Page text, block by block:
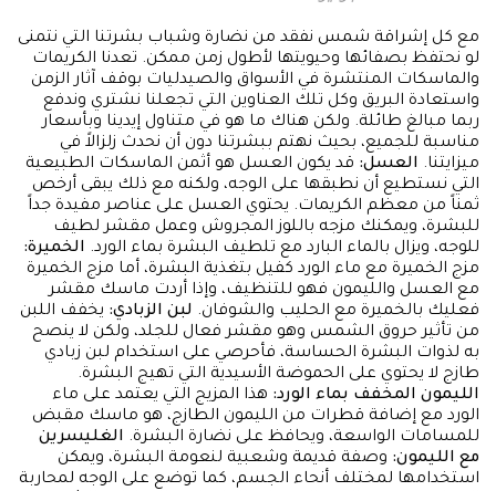
مع كل إشراقة شمس نفقد من نضارة وشباب بشرتنا التي نتمنى
لو نحتفظ بصفائها وحيويتها لأطول زمن ممكن. تعدنا الكريمات
والماسكات المنتشرة في الأسواق والصيدليات بوقف آثار الزمن
واستعادة البريق وكل تلك العناوين التي تجعلنا نشتري وندفع
ربما مبالغ طائلة. ولكن هناك ما هو في متناول إيدينا وبأسعار
مناسبة للجميع، بحيث نهتم ببشرتنا دون أن نحدث زلزالاً في
ميزايتنا. العسل: قد يكون العسل هو أثمن الماسكات الطبيعية
التي نستطيع أن نطبقها على الوجه، ولكنه مع ذلك يبقى أرخص
ثمناً من معظم الكريمات. يحتوي العسل على عناصر مفيدة جداً
للبشرة، ويمكنك مزجه باللوز المجروش وعمل مقشر لطيف
للوجه، ويزال بالماء البارد مع تلطيف البشرة بماء الورد. الخميرة:
مزج الخميرة مع ماء الورد كفيل بتغذية البشرة، أما مزج الخميرة
مع العسل والليمون فهو للتنظيف، وإذا أردت ماسك مقشر
فعليك بالخميرة مع الحليب والشوفان. لبن الزبادي: يخفف اللبن
من تأثير حروق الشمس وهو مقشر فعال للجلد، ولكن لا ينصح
به لذوات البشرة الحساسة، فأحرصي على استخدام لبن زبادي
طازج لا يحتوي على الحموضة الأسيدية التي تهيج البشرة.
الليمون المخفف بماء الورد: هذا المزيج التي يعتمد على ماء
الورد مع إضافة قطرات من الليمون الطازج، هو ماسك مقبض
للمسامات الواسعة، ويحافظ على نضارة البشرة. الغليسرين
مع الليمون: وصفة قديمة وشعبية لنعومة البشرة، ويمكن
استخدامها لمختلف أنحاء الجسم، كما توضع على الوجه لمحاربة